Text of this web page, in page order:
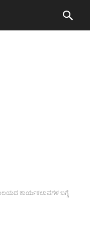
ಕಾರ್ಯಕಲಾಪಗಳ ಬಗ್ಗೆ